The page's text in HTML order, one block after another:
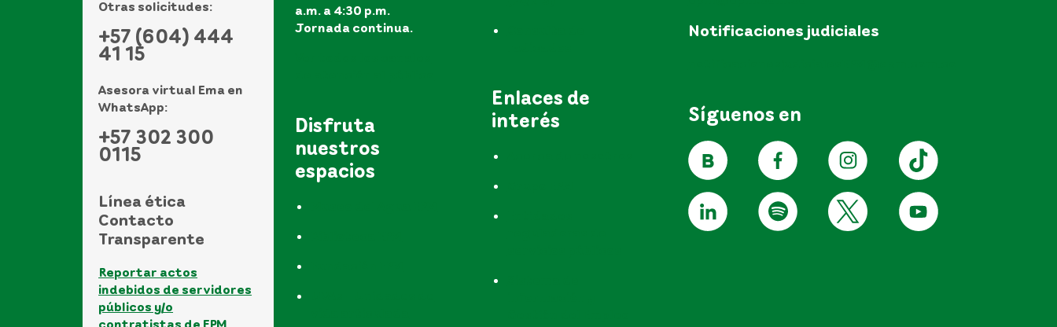
Otras solicitudes:
+57 (604) 444
41 15
Asesora virtual Ema en
WhatsApp:
+57 302 300
0115
Línea ética
Contacto
Transparente
Reportar actos
indebidos de servidores
públicos y/o
a.m. a 4:30 p.m.
Jornada continua.
Disfruta
nuestros
espacios
Enlaces de
interés
Notificaciones judiciales
Síguenos en